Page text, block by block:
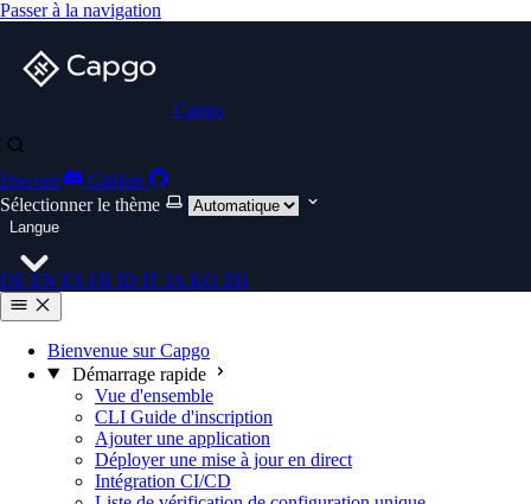
Passer à la navigation
Capgo
Discord
GitHub
Sélectionner le thème
Langue
DE EN ES FR ID IT JA KO ZH
Bienvenue sur Capgo
Démarrage rapide
Vue d'ensemble
CLI Guide d'inscription
Ajouter une application
Déployer une mise à jour en direct
Intégration CI/CD